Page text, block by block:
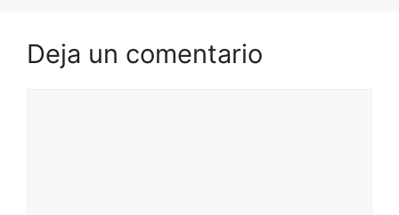
Deja un comentario